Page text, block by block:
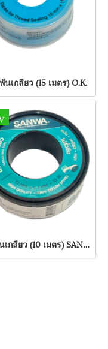
นเกลียว (15 เมตร) O.K.
เทปพันเกลียว (10 เมตร) SANWA